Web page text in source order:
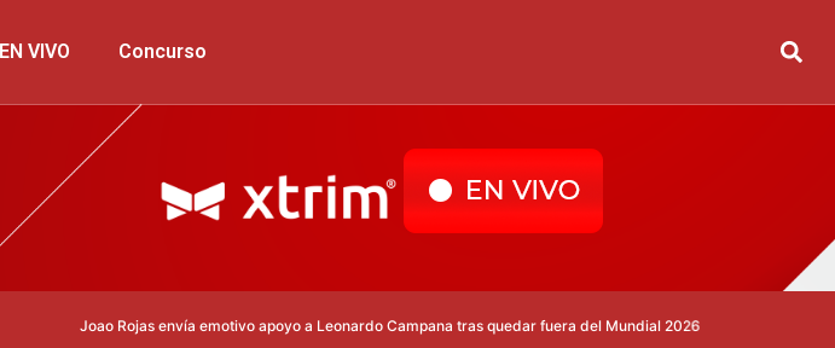
EN VIVO Concurso
Rojas envía emotivo apoyo a Leonardo Campana tras quedar fuera del Mundial 2026 Real Madrid despide a